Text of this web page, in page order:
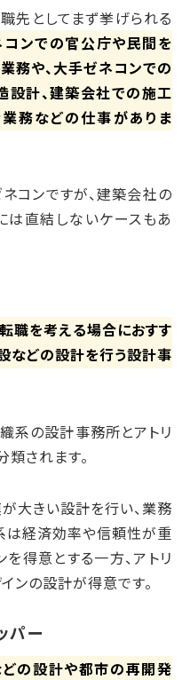
先としてまず挙げられる
ンでの官公庁や民間を
務や、大手ゼネコンでの
計、建築会社での施工
務などの仕事がありま
コンですが、建築会社の
直結しないケースもあ
職を考える場合におすす
などの設計を行う設計事
系の設計事務所とアトリ
されます。
大きい設計を行い、業務
は経済効率や信頼性が重
得意とする一方、アトリ
ンの設計が得意です。
パー
どの設計や都市の再開発